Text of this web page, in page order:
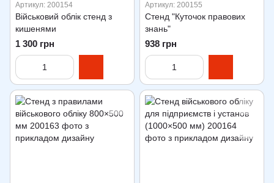
Артикул: 200154
Військовий облік стенд з
кишенями
1 300 грн
Артикул: 200155
Стенд "Куточок правових
знань"
938 грн